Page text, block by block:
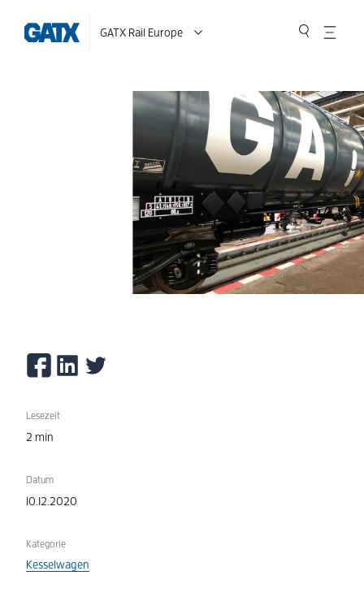
GATX Rail Europe
Lesezeit
2 min
Datum
10.12.2020
Kategorie
Kesselwagen